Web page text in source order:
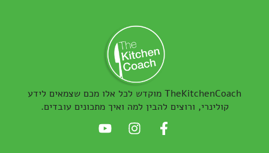
TheKitchenCoach מוקדש לכל אלו מכם שצמאים לידע
קולינרי, ורוצים להבין למה ואיך מתכונים עובדים.